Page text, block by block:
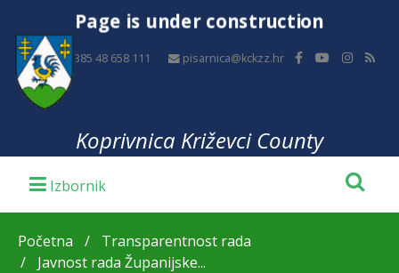
Page is under construction
+385 48 658 111 pisarnica@kckzz.hr
Koprivnica Križevci County
Početna
Transparentnost rada
Javnost rada Županijske...